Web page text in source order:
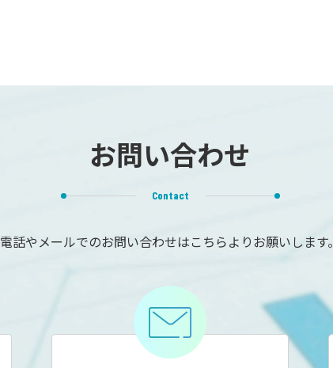
お問い合わせ
Contact
電話やメールでのお問い合わせはこちらよりお願いします。